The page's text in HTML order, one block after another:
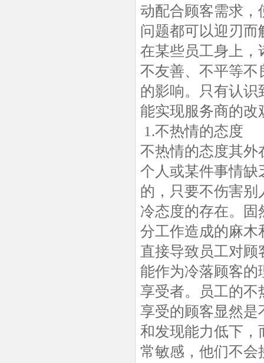
动配合顾客需求，
问题都可以迎刃
在某些员工身上，
不友善、不平等不
的影响。只有认
能实现服务商的改
1.不热情的态度
不热情的态度其外
个人或某件事情缺
的，只要不伤害
冷态度的存在。
分工作造成的麻木
直接导致员工对
能作为冷落顾客的
享受者。员工的不
享受的顾客显然是
和发现能力低下，
常敏感，他们不会